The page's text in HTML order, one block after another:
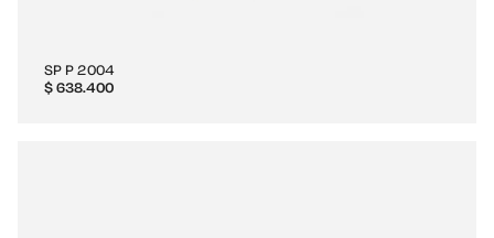
SP P 2004
$638.400